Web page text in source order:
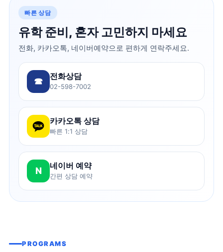
빠른 상담
유학 준비, 혼자 고민하지 마세요
전화, 카카오톡, 네이버예약으로 편하게 연락주세요.
☎ 전화상담
02-598-7002
카카오톡 상담
빠른 1:1 상담
N 네이버 예약
간편 상담 예약
PROGRAMS